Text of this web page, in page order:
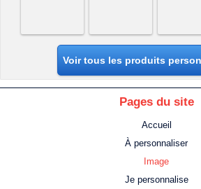
Voir tous les produits
Pages du site
Accueil
À personnaliser
Image
Je personnalise